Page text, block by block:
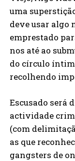
uma
deve usar algo
emprestado
nos até ao
do círculo
recolhendo
Escusado será
actividade
(com
as que
gangsters de